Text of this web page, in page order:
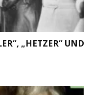
„HETZER“ UND